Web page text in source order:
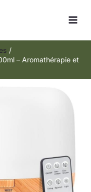
– Aromathérapie et